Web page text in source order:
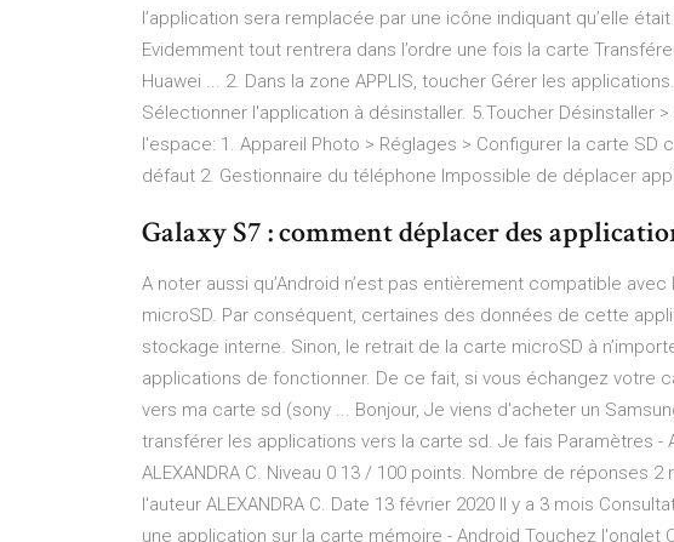
l’application sera remplacée par une icône indiquant qu’elle
Evidemment tout rentrera dans l’ordre une fois la carte
Huawei ... 2. Dans la zone APPLIS, toucher Gérer les
Sélectionner l'application à désinstaller. 5.Toucher Désinstaller
l'espace: 1. Appareil Photo > Réglages > Configurer la carte
défaut 2. Gestionnaire du téléphone Impossible de déplacer
Galaxy S7 : comment déplacer des
A noter aussi qu’Android n’est pas entièrement compatible
microSD. Par conséquent, certaines des données de cette
stockage interne. Sinon, le retrait de la carte microSD à
applications de fonctionner. De ce fait, si vous échangez votre
vers ma carte sd (sony ... Bonjour, Je viens d'acheter un
transférer les applications vers la carte sd. Je fais Paramètres -
ALEXANDRA C. Niveau 0 13 / 100 points. Nombre de réponses
l'auteur ALEXANDRA C. Date 13 février 2020 Il y a 3 mois
une application sur la carte mémoire - Android Touchez l'onglet